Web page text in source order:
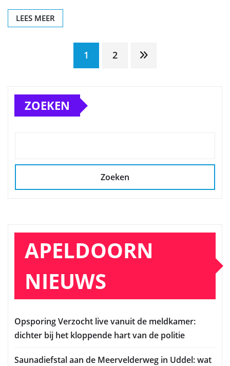
LEES MEER
Berichten
paginering
1 2
ZOEKEN
Zoeken
APELDOORN
NIEUWS
Opsporing Verzocht live vanuit de meldkamer:
dichter bij het kloppende hart van de politie
Saunadiefstal aan de Meervelderweg in Uddel: wat